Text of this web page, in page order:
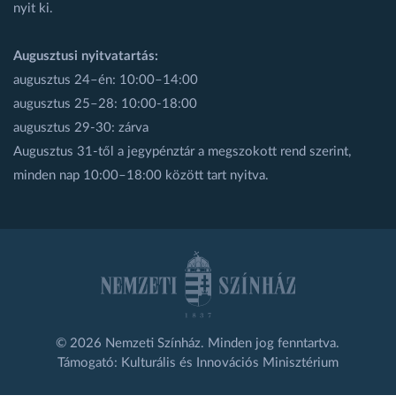
nyit ki.
Augusztusi nyitvatartás:
augusztus 24–én: 10:00–14:00
augusztus 25–28: 10:00-18:00
augusztus 29-30: zárva
Augusztus 31-től a jegypénztár a megszokott rend szerint,
minden nap 10:00–18:00 között tart nyitva.
© 2026 Nemzeti Színház. Minden jog fenntartva.
Támogató: Kulturális és Innovációs Minisztérium